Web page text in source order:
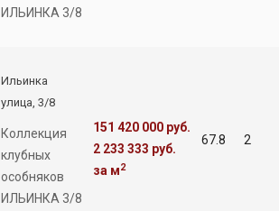
ИЛЬИНКА 3/8
Ильинка
улица, 3/8
Коллекция
клубных
особняков
ИЛЬИНКА 3/8
151 420 000 руб.
2 233 333 руб.
за м2
67.8 2